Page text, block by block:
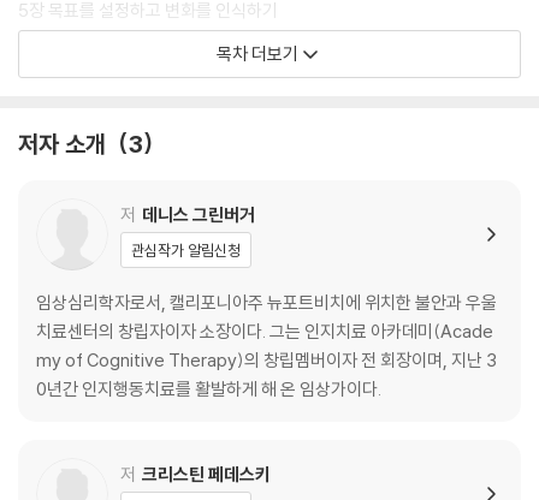
5장 목표를 설정하고 변화를 인식하기
6장 상황, 기분, 생각을 관찰하기
10장 새로운 사고, 행동 플랜, 수용
13장 우울증 이해하기
14장 불안을 이해하기
15장 분노, 죄책감, 수치심 이해하기
16장 향상된 기분을 유지하고 행복감을 더 누리기
에필로그
목차 더보기
저자 소개 3
저 데니스 그린버거
관심작가 알림신청
임상심리학자로서, 캘리포니아주 뉴포트비치에 위치한 불안과 우울
치료센터의 창립자이자 소장이다. 그는 인지치료 아카데미(Acade
my of Cognitive Therapy)의 창립멤버이자 전 회장이며, 지난 3
0년간 인지행동치료를 활발하게 해 온 임상가이다.
저 크리스틴 페데스키